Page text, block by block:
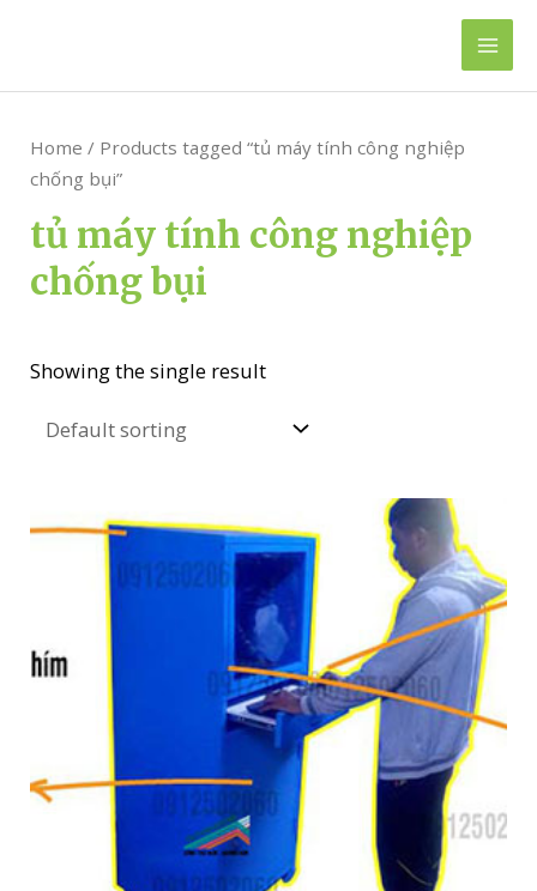
Main
Home / Products tagged “tủ máy tính công nghiệp
chống bụi”
tủ máy tính công nghiệp
chống bụi
Showing the single result